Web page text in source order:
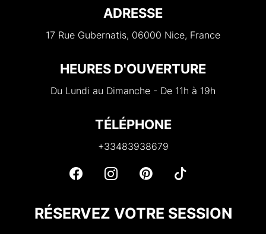
ADRESSE
17 Rue Gubernatis, 06000 Nice, France
HEURES D'OUVERTURE
Du Lundi au Dimanche - De 11h à 19h
TÉLÉPHONE
+33483938679
RÉSERVEZ VOTRE SESSION